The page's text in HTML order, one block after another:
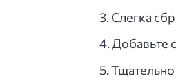
Слегка
Добавьте